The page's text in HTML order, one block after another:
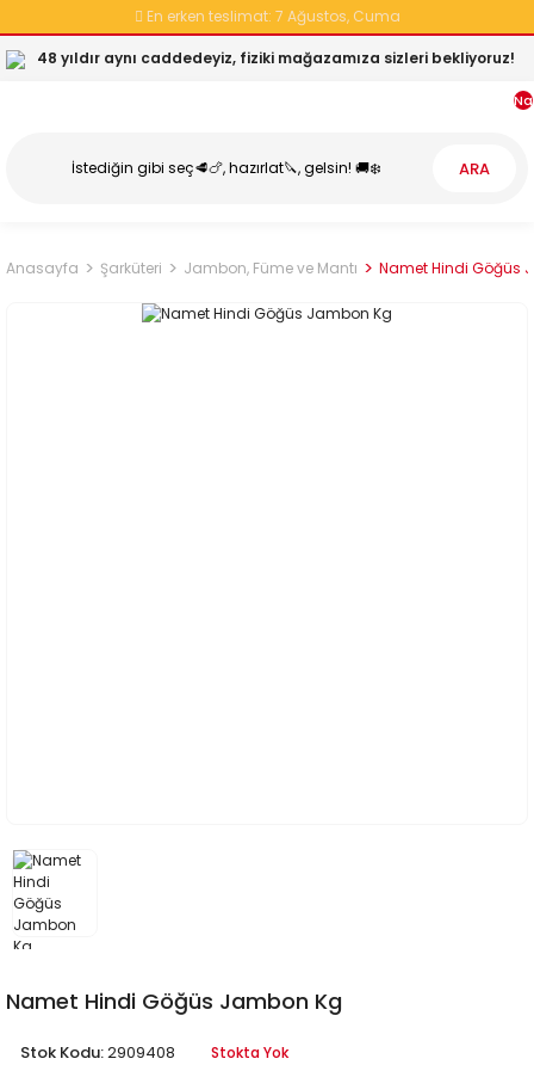
En erken teslimat: 7 Ağustos, Cuma
48 yıldır aynı caddedeyiz, fiziki mağazamıza sizleri bekliyoruz!
ARA
Anasayfa Şarküteri Jambon, Füme ve Mantı Namet Hindi Göğüs
Namet Hindi Göğüs Jambon Kg
Stok Kodu:2909408 Stokta Yok